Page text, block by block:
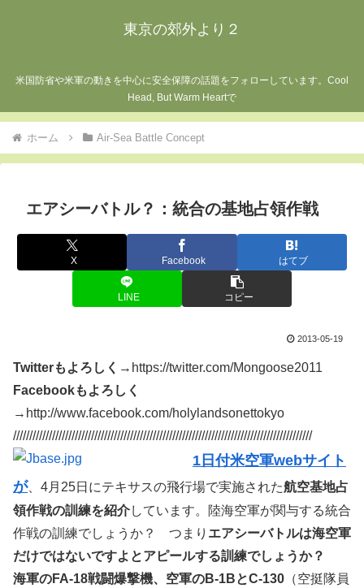
東京の郊外より２
米国防省や米軍の動きを中心に安全保障の話題をフォローしています。Cool
Head, But Warm Heartで
ホーム Air-Sea Battle Concept
エアシーバトル？：統合の基地占領作戦
X Facebook はてブ
LINE コピー
2013-05-19
Twitterもよろしく →https://twitter.com/Mongoose2011
Facebookもよろしく
→http://www.facebook.com/holylandsonettokyo
////////////////////////////////////////////////////////////////////////////////////////////
1日付米空軍webサイト
が、4月25日にテキサスの飛行場で実施された航空基地占
領作戦の訓練を紹介しています。陸海空軍が関与する統合
作戦の訓練でしょうか？ つまり エアシーバトルは海空軍
だけではないですよとアピールする訓練でしょうか？
海軍のFA-18戦闘爆撃機、空軍のB-1BとC-130 （空挺隊員